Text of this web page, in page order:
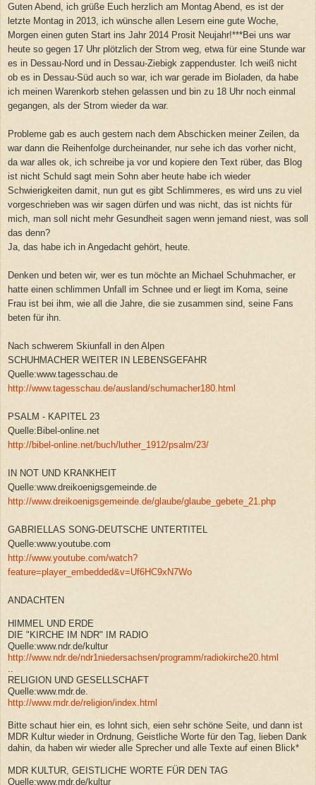
Guten Abend, ich grüße Euch herzlich am Montag Abend, es ist der
letzte Montag in 2013, ich wünsche allen Lesern eine gute Woche,
Morgen einen guten Start ins Jahr 2014 Prosit Neujahr!***Bei uns war
heute so gegen 17 Uhr plötzlich der Strom weg, etwa für eine Stunde war
es in Dessau-Nord und in Dessau-Ziebigk zappenduster. Ich weiß nicht
ob es in Dessau-Süd auch so war, ich war gerade im Bioladen, da habe
ich meinen Warenkorb stehen gelassen und bin zu 18 Uhr noch einmal
gegangen, als der Strom wieder da war.
Probleme gab es auch gestern nach dem Abschicken meiner Zeilen, da
war dann die Reihenfolge durcheinander, nur sehe ich das vorher nicht,
da war alles ok, ich schreibe ja vor und kopiere den Text rüber, das Blog
ist nicht Schuld sagt mein Sohn aber heute habe ich wieder
Schwierigkeiten damit, nun gut es gibt Schlimmeres, es wird uns zu viel
vorgeschrieben was wir sagen dürfen und was nicht, das ist nichts für
mich, man soll nicht mehr Gesundheit sagen wenn jemand niest, was soll
das denn?
Ja, das habe ich in Angedacht gehört, heute.
Denken und beten wir, wer es tun möchte an Michael Schuhmacher, er
hatte einen schlimmen Unfall im Schnee und er liegt im Koma, seine
Frau ist bei ihm, wie all die Jahre, die sie zusammen sind, seine Fans
beten für ihn.
Nach schwerem Skiunfall in den Alpen
SCHUHMACHER WEITER IN LEBENSGEFAHR
Quelle:www.tagesschau.de
http://www.tagesschau.de/ausland/schumacher180.html
PSALM - KAPITEL 23
Quelle:Bibel-online.net
http://bibel-online.net/buch/luther_1912/psalm/23/
IN NOT UND KRANKHEIT
Quelle:www.dreikoenigsgemeinde.de
http://www.dreikoenigsgemeinde.de/glaube/glaube_gebete_21.php
GABRIELLAS SONG-DEUTSCHE UNTERTITEL
Quelle:www.youtube.com
http://www.youtube.com/watch?
feature=player_embedded&v=Uf6HC9xN7Wo
ANDACHTEN
HIMMEL UND ERDE
DIE "KIRCHE IM NDR" IM RADIO
Quelle:www.ndr.de/kultur
http://www.ndr.de/ndr1niedersachsen/programm/radiokirche20.html
RELIGION UND GESELLSCHAFT
Quelle:www.mdr.de.
http://www.mdr.de/religion/index.html
Bitte schaut hier ein, es lohnt sich, eien sehr schöne Seite, und dann ist
MDR Kultur wieder in Ordnung, Geistliche Worte für den Tag, lieben Dank
dahin, da haben wir wieder alle Sprecher und alle Texte auf einen Blick*
MDR KULTUR, GEISTLICHE WORTE FÜR DEN TAG
Quelle:www.mdr.de/kultur